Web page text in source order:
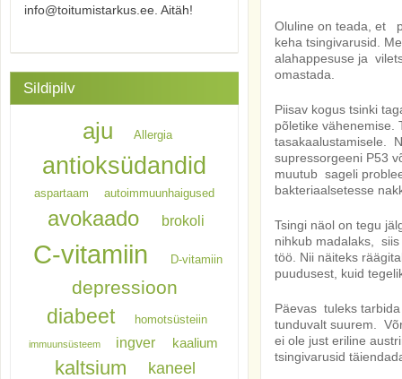
Oluline on teada, et
keha tsingivarusid.
alahappesuse ja
omastada.
Piisav kogus tsinki
põletike vähenemise.
tasakaalustamisele.
supressorgeeni P53
muutub sageli
bakteriaalsetesse
Tsingi näol on tegu
nihkub madalaks,
töö. Nii näiteks
puudusest, kuid
Päevas tuleks
tunduvalt suurem.
ei ole just eriline
tsingivarusid
info@toitumistarkus.ee. Aitäh!
Sildipilv
aju Allergia
antioksüdandid
aspartaam autoimmuunhaigused
avokaado brokoli
C-vitamiin D-vitamiin
depressioon
diabeet homotsüsteiin
immuunsüsteem ingver kaalium
kaltsium kaneel